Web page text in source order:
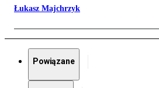
Łukasz Majchrzyk
Powiązane